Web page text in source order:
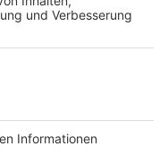
und Erft
Einsatz